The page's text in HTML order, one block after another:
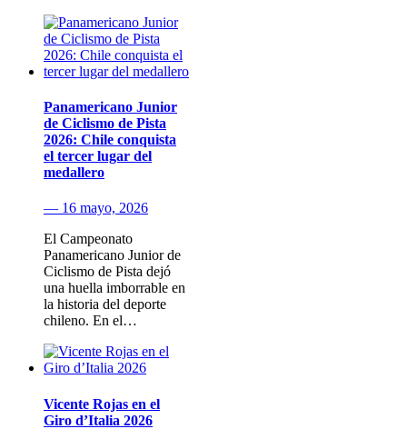
Panamericano Junior
de Ciclismo de Pista
2026: Chile conquista
el tercer lugar del
medallero
— 16 mayo, 2026
El Campeonato
Panamericano Junior de
Ciclismo de Pista dejó
una huella imborrable en
la historia del deporte
chileno. En el…
Vicente Rojas en el
Giro d’Italia 2026